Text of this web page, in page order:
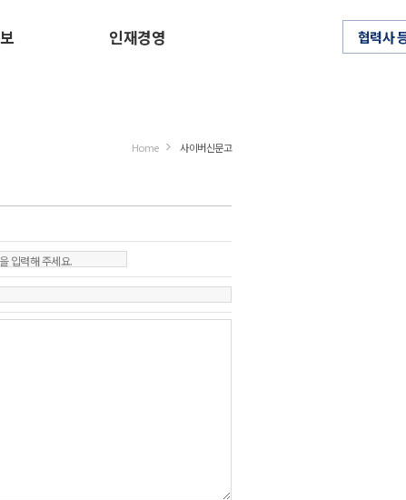
인재경영 협력사
Home 사이버신문고